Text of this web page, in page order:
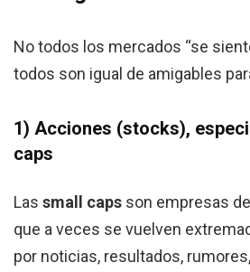
No todos los mercados “se
todos son igual de amigables
1) Acciones (stocks),
caps
Las small caps son empresas
que a veces se vuelven
por noticias, resultados,